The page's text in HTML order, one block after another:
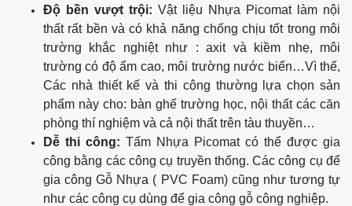
Độ bền vượt trội: Vật liệu Nhựa Picomat làm nội
thất rất bền và có khả năng chống chịu tốt trong môi
trường khắc nghiệt như : axit và kiềm nhẹ, môi
trường có độ ẩm cao, môi trường nước biển…Vì thế,
Các nhà thiết kế và thi công thường lựa chọn sản
phẩm này cho: bàn ghế trường học, nội thất các căn
phòng thí nghiệm và cả nội thất trên tàu thuyền…
Dễ thi công: Tấm Nhựa Picomat có thể được gia
công bằng các công cụ truyền thống. Các công cụ để
gia công Gỗ Nhựa ( PVC Foam) cũng như tương tự
như các công cụ dùng để gia công gỗ công nghiệp.